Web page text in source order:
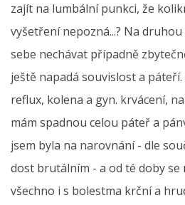
zajít na lumbální punkci, že
vyšetření nepozná...? Na
sebe nechávat případně
ještě napadá souvislost a
reflux, kolena a gyn. krvácení,
mám spadnou celou páteř a
jsem byla na narovnání - dle
dost brutálním - a od té doby
všechno i s bolestma krční a